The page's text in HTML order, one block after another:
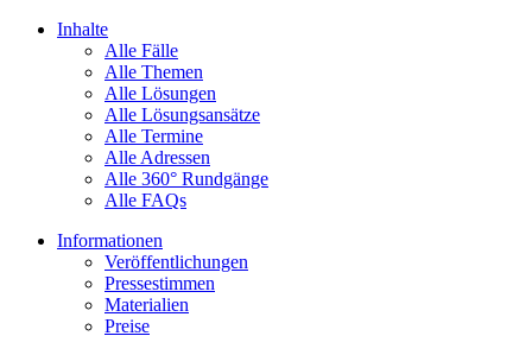
Inhalte
Alle Fälle
Alle Themen
Alle Lösungen
Alle Lösungsansätze
Alle Termine
Alle Adressen
Alle 360° Rundgänge
Alle FAQs
Informationen
Veröffentlichungen
Pressestimmen
Materialien
Preise